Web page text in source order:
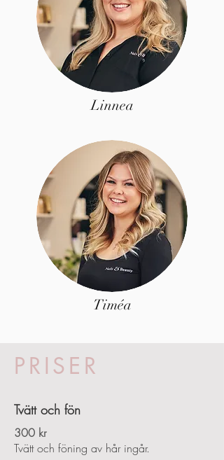
Linnea
Timéa
PRISER
Tvätt och fön
300 kr
Tvätt och föning av hår ingår.